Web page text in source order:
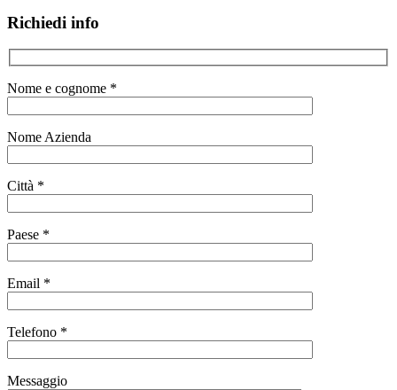
Richiedi info
Nome e cognome *
Nome Azienda
Città *
Paese *
Email *
Telefono *
Messaggio